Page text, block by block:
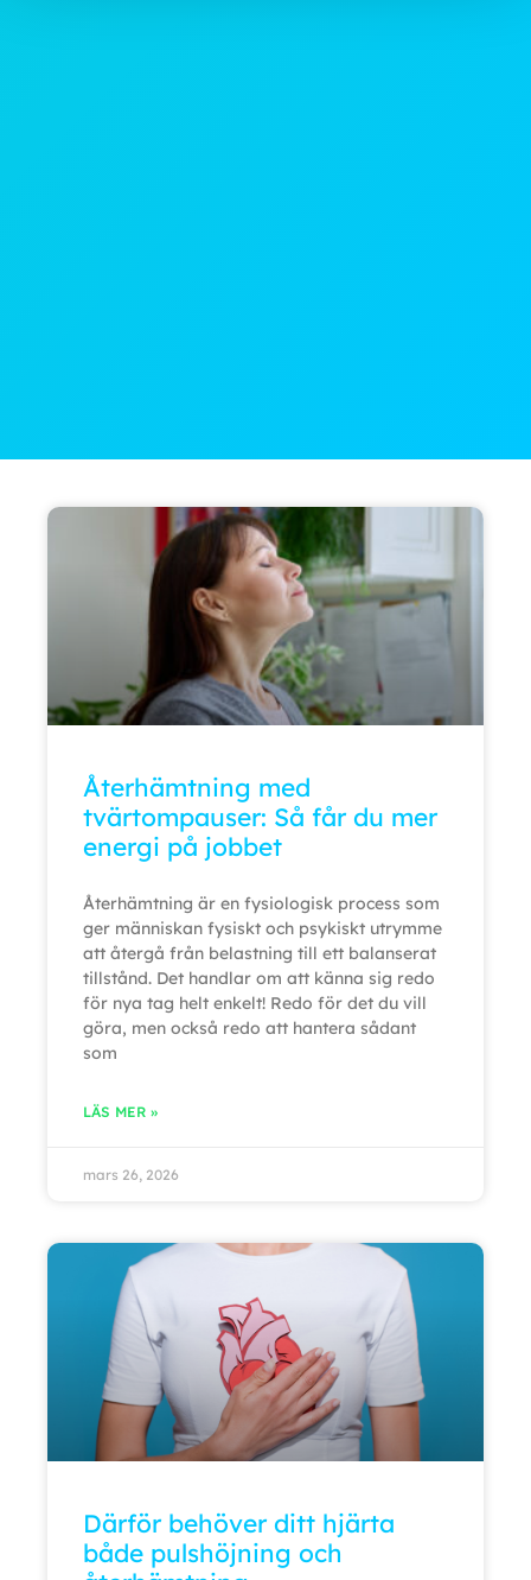
Återhämtning med
tvärtompauser: Så får du mer
energi på jobbet
Återhämtning är en fysiologisk process som
ger människan fysiskt och psykiskt utrymme
att återgå från belastning till ett balanserat
tillstånd. Det handlar om att känna sig redo
för nya tag helt enkelt! Redo för det du vill
göra, men också redo att hantera sådant
som
LÄS MER »
mars 26, 2026
Därför behöver ditt hjärta
både pulshöjning och